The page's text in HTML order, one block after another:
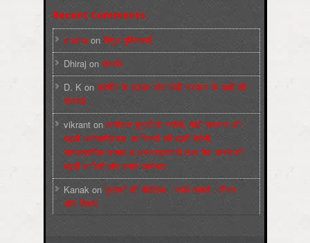
Recent Comments
sneha on बिगुल पुस्तिकाएँ
Dhiraj on सम्पर्क
D. K on कश्मीर के हालात और मोदी सरकार के दावों की
सच्चाई
vikrant onकर्नाटक चुनावों के नतीजे, मोदी सरकार की
बढ़ती अलोकप्रियता, फ़ासिस्टों की बढ़ती बेचैनी,
साम्प्रदायिक उन्माद व अन्धराष्ट्रवादी लहर पैदा करने की
बढ़ती साज़िशें और हमारे कार्यभार
Kanak onपुस्‍तकों की पीडीएफ : कार्ल मार्क्‍स : जीवन
और शिक्षाएं